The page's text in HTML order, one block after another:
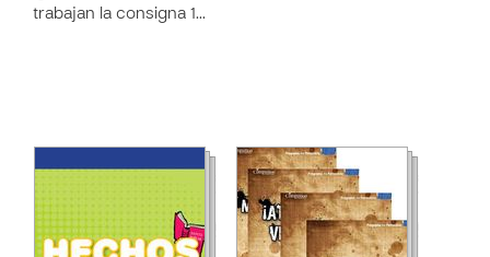
trabajan la consigna 1…